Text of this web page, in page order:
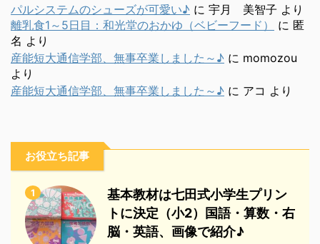
パルシステムのシューズが可愛い♪ に 宇月 美智子 より
離乳食1～5日目：和光堂のおかゆ（ベビーフード）
に 匿
名 より
産能短大通信学部、無事卒業しました～♪ に momozou
より
産能短大通信学部、無事卒業しました～♪ に アコ より
お役立ち記事
1
基本教材は七田式小学生プリン
トに決定（小2）国語・算数・右
脳・英語、画像で紹介♪